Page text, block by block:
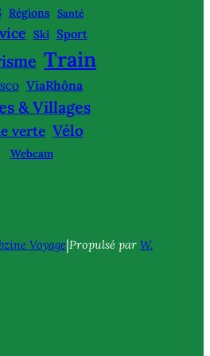
Régions Santé
Ski Sport
Train
ViaRhôna
& Villages
verte Vélo
Webcam
Voyage|Propulsé par W.